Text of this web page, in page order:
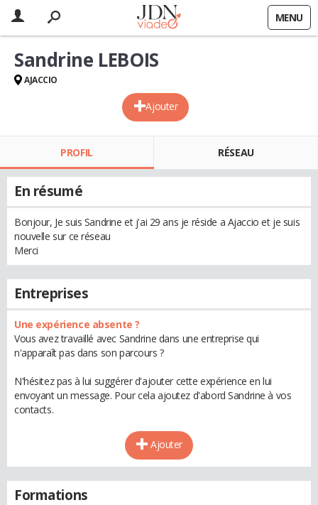
MENU
Ajouter
Sandrine LEBOIS
AJACCIO
PROFIL RÉSEAU
En résumé
Bonjour, Je suis Sandrine et j'ai 29 ans je réside a Ajaccio et je suis
nouvelle sur ce réseau
Merci
Entreprises
Une expérience absente ?
Vous avez travaillé avec Sandrine dans une entreprise qui
n'apparaît pas dans son parcours ?
N'hésitez pas à lui suggérer d'ajouter cette expérience en lui
envoyant un message. Pour cela ajoutez d'abord Sandrine à vos
contacts.
Ajouter
Formations